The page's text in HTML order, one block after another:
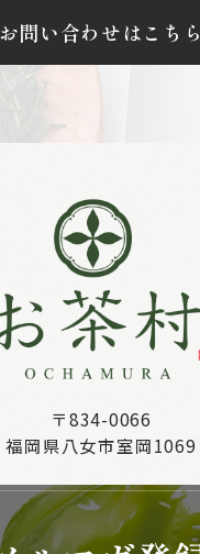
お問い合わせはこちら
〒834-0066
福岡県八女市室岡1069